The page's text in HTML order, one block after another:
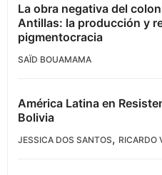
La obra negativa del
Antillas: la producción y
pigmentocracia
SAÏD BOUAMAMA
América Latina en
Bolivia
JESSICA DOS SANTOS, RICARDO